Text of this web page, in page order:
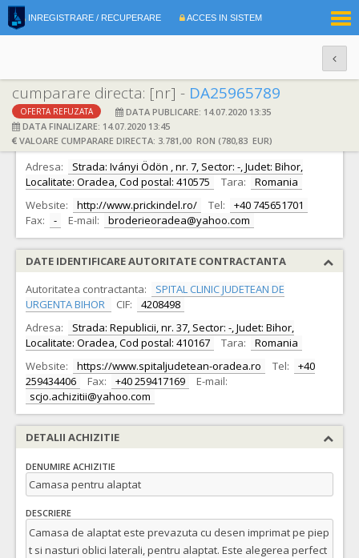
INREGISTRARE / RECUPERARE ACCES IN SISTEM
cumparare directa: [nr] - DA25965789
OFERTA REFUZATA
DATA PUBLICARE: 14.07.2020 13:35
DATA FINALIZARE: 14.07.2020 13:45
VALOARE CUMPARARE DIRECTA: 3.781,00 RON (780,83 EUR)
DATE IDENTIFICARE OFERTANT
Ofertant: S.C. LORICONS S.R.L. CIF: 22704848
Adresa:
Strada: Iványi Ödön , nr. 7, Sector: -, Judet: Bihor,
Localitate: Oradea, Cod postal: 410575
Tara:
Romania
Website:
http://www.prickindel.ro/ Tel:
+40 745651701
Fax:
- E-mail: broderieoradea@yahoo.com
DATE IDENTIFICARE AUTORITATE CONTRACTANTA
Autoritatea contractanta:
SPITAL CLINIC JUDETEAN DE
URGENTA BIHOR
CIF:
4208498
Adresa:
Strada: Republicii, nr. 37, Sector: -, Judet: Bihor,
Localitate: Oradea, Cod postal: 410167
Tara:
Romania
Website:
https://www.spitaljudetean-oradea.ro Tel:
+40
259434406
Fax: +40 259417169
E-mail:
scjo.achizitii@yahoo.com
DETALII ACHIZITIE
DENUMIRE ACHIZITIE
Camasa pentru alaptat
DESCRIERE
Camasa de alaptat este prevazuta cu desen imprimat pe piep
t si nasturi oblici laterali, pentru alaptat. Este alegerea perfect